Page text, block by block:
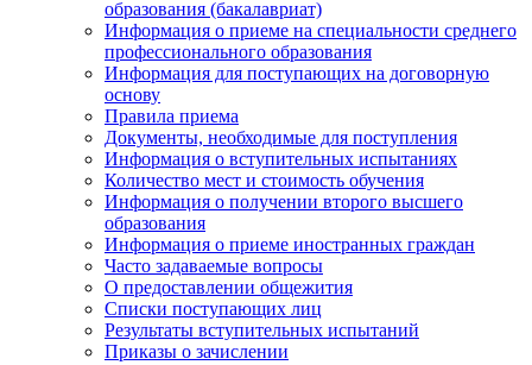
образования (бакалавриат)
Информация о приеме на специальности среднего
профессионального образования
Информация для поступающих на договорную
основу
Правила приема
Документы, необходимые для поступления
Информация о вступительных испытаниях
Количество мест и стоимость обучения
Информация о получении второго высшего
образования
Информация о приеме иностранных граждан
Часто задаваемые вопросы
О предоставлении общежития
Списки поступающих лиц
Результаты вступительных испытаний
Приказы о зачислении